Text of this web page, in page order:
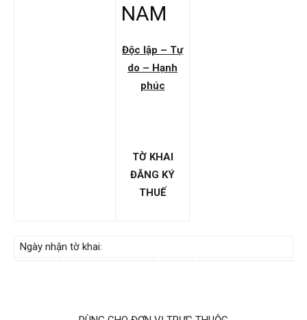
NAM
Độc lập – Tự
do – Hạnh
phúc
TỜ KHAI
ĐĂNG KÝ
THUẾ
Ngày nhận tờ khai: